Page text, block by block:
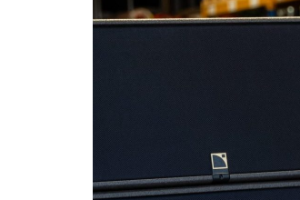
Flucht-
Und